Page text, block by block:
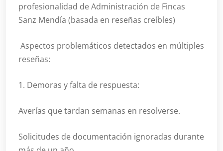
profesionalidad de Administración de Fincas
Sanz Mendía (basada en reseñas creíbles)
Aspectos problemáticos detectados en múltiples
reseñas:
1. Demoras y falta de respuesta:
Averías que tardan semanas en resolverse.
Solicitudes de documentación ignoradas durante